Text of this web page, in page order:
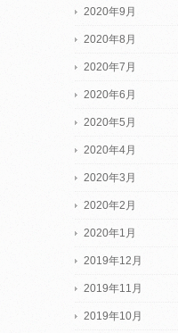
2020年9月
2020年8月
2020年7月
2020年6月
2020年5月
2020年4月
2020年3月
2020年2月
2020年1月
2019年12月
2019年11月
2019年10月